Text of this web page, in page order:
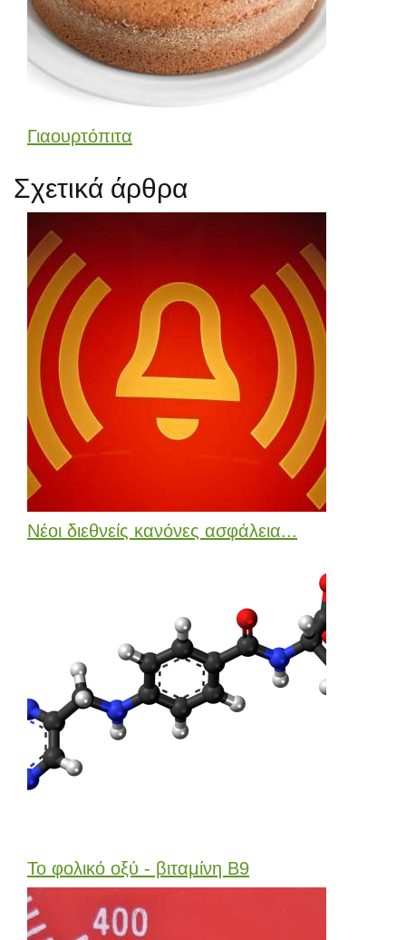
Γιαουρτόπιτα
Σχετικά άρθρα
Νέοι διεθνείς κανόνες ασφάλεια...
Το φολικό οξύ - βιταμίνη Β9